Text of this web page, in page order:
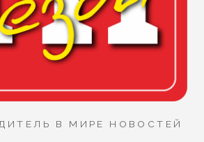
В МИРЕ НОВОСТЕЙ